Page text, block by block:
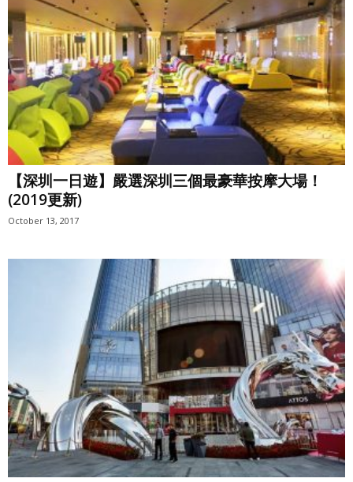
【深圳一日遊】嚴選深圳三個最豪華按摩大場！
(2019更新)
October 13, 2017